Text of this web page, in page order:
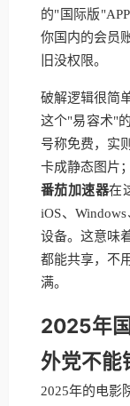
的"国际版
你国内的会员
旧没权限。
破解逻辑很简
这个"易容术"
号称免费，实
卡成静态图片
番茄加速器在
iOS、
设备。这意味
都能共享，不
满。
2025年
外党不能
2025年的电影